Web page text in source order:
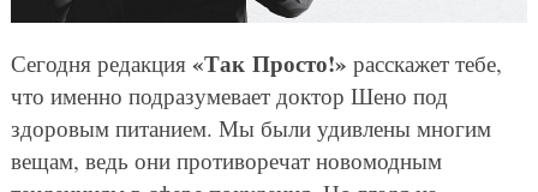
Сегодня редакция «Так Просто!» расскажет тебе,
что именно подразумевает доктор Шено под
здоровым питанием. Мы были удивлены многим
вещам, ведь они противоречат новомодным